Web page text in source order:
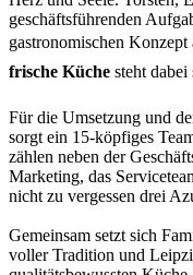
geschäftsführenden
gastronomischen Konzept
frische Küche  steht
Für die Umsetzung und
sorgt ein 15-köpfiges
zählen neben der
Marketing, das
nicht zu vergessen drei
Gemeinsam setzt sich
voller Tradition und